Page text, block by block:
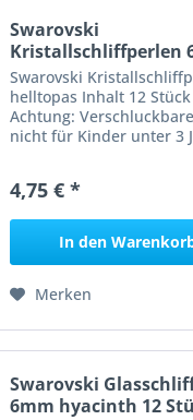
Swarovski
Kristallschliffperlen
helltopas...
Swarovski
helltopas Inhalt 12
Achtung:
nicht für Kinder unter 3
4,75 € *
In den
Merken
Swarovski
6mm hyacinth 12